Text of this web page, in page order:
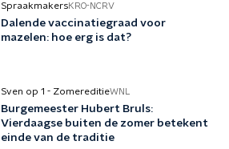
SpraakmakersKRO-NCRV
Dalende vaccinatiegraad voor
mazelen: hoe erg is dat?
Sven op 1 - ZomereditieWNL
Burgemeester Hubert Bruls:
Vierdaagse buiten de zomer betekent
einde van de traditie